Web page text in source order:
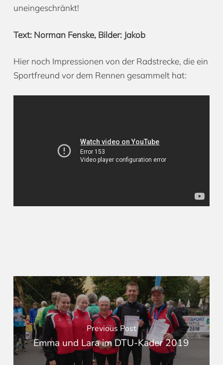
uneingeschränkt!
Text: Norman Fenske, Bilder: Jakob
Hier noch Impressionen von der Radstrecke, die ein
Sportfreund vor dem Rennen gesammelt hat:
Previous Post
Emma und Lara im DTU-Kader 2019